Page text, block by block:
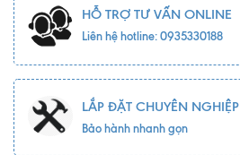
HỖ TRỢ TƯ VẤN ONLINE
Liên hệ hotline: 0935330188
LẮP ĐẶT CHUYÊN NGHIỆP
Bảo hành nhanh gọn